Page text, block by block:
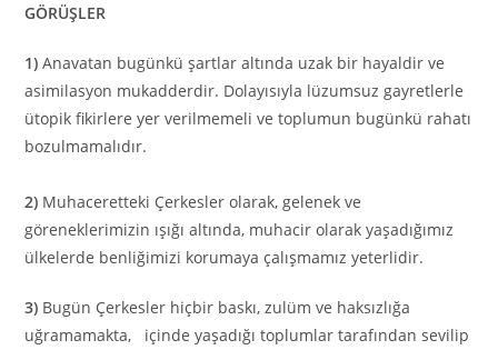
GÖRÜŞLER
1) Anavatan bugünkü şartlar altında uzak bir hayaldir ve
asimilasyon mukadderdir. Dolayısıyla lüzumsuz gayretlerle
ütopik fikirlere yer verilmemeli ve toplumun bugünkü rahatı
bozulmamalıdır.
2) Muhaceretteki Çerkesler olarak, gelenek ve
göreneklerimizin ışığı altında, muhacir olarak yaşadığımız
ülkelerde benliğimizi korumaya çalışmamız yeterlidir.
3) Bugün Çerkesler hiçbir baskı, zulüm ve haksızlığa
uğramamakta, içinde yaşadığı toplumlar tarafından sevilip